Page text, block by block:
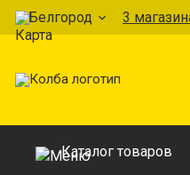
Белгород 3
Каталог товаров